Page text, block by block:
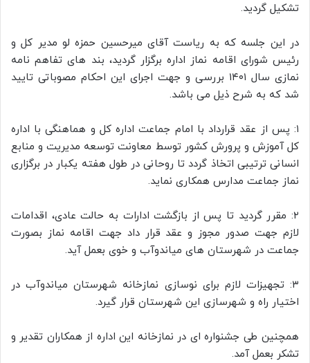
تشکیل گردید.
در این جلسه که به ریاست آقای میرحسین حمزه لو مدیر کل و
رئیس شورای اقامه نماز اداره برگزار گردید، بند های تفاهم نامه
نمازی سال ۱۴۰۱ بررسی و جهت اجرای این احکام مصوباتی تایید
شد که به شرح ذیل می باشد.
۱: پس از عقد قرارداد با امام جماعت اداره کل و هماهنگی با اداره
کل آموزش و پرورش کشور توسط معاونت توسعه مدیریت و منابع
انسانی ترتیبی اتخاذ گردد تا روحانی در طول هفته یکبار در برگزاری
نماز جماعت مدارس همکاری نماید.
۲: مقرر گردید تا پس از بازگشت ادارات به حالت عادی، اقدامات
لازم جهت صدور مجوز و عقد قرار داد جهت اقامه نماز بصورت
جماعت در شهرستان های میاندوآب و خوی بعمل آید.
۳: تجهیزات لازم برای نوسازی نمازخانه شهرستان میاندوآب در
اختیار راه و شهرسازی این شهرستان قرار گیرد.
همچنین طی جشنواره ای در نمازخانه این اداره از همکاران تقدیر و
تشکر بعمل آمد.